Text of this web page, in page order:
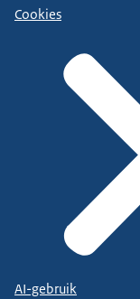
Cookies
AI-gebruik